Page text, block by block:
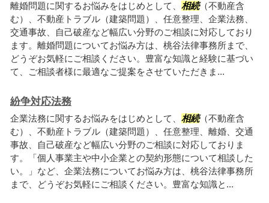
離婚問題に関するお悩みをはじめとして、 相続（不動産含
む）、不動産トラブル（建築問題）、任意整理、企業法務、
交通事故、自己破産など幅広い分野のご相談に対応しており
ます。離婚問題についてお悩み方は、桃谷法律事務所まで、
どうぞお気軽にご相談ください。豊富な知識と経験に基づい
て、ご相談者様に最適なご提案をさせていただきま...
紛争対応法務
企業法務に関するお悩みをはじめとして、 相続（不動産含
む）、不動産トラブル（建築問題）、任意整理、離婚、交通
事故、自己破産など幅広い分野のご相談に対応しておりま
す。「個人事業主や中小企業との契約形態について相談した
い。」など、企業法務についてお悩み方は、桃谷法律事務所
まで、どうぞお気軽にご相談ください。豊富な知識と...